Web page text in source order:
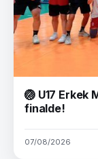
🏐 U17 Erkek
finalde!
07/08/2026